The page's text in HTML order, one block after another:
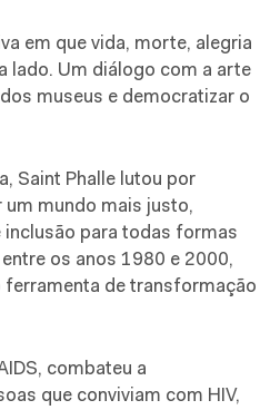
em que vida, morte, alegria
lado. Um diálogo com a arte
museus e democratizar o
Saint Phalle lutou por
mundo mais justo,
para todas formas
os anos 1980 e 2000,
ferramenta de transformação
combateu a
que conviviam com HIV,